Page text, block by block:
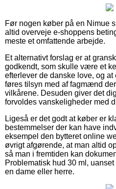
Før nogen køber på en Nimue
altid overveje e-shoppens
meste et omfattende arbejde.
Et alternativt forslag er at
godkendt, som skulle være et
efterlever de danske love, og
føres tilsyn med af fagmænd
vilkårene. Desuden giver det
forvoldes vanskeligheder med
Ligeså er det godt at køber er
bestemmelser der kan have
eksempel den bytteret online
øvrigt afgørende, at man altid
så man i fremtiden kan
Problematisk hud 30 ml,
en dame eller herre.